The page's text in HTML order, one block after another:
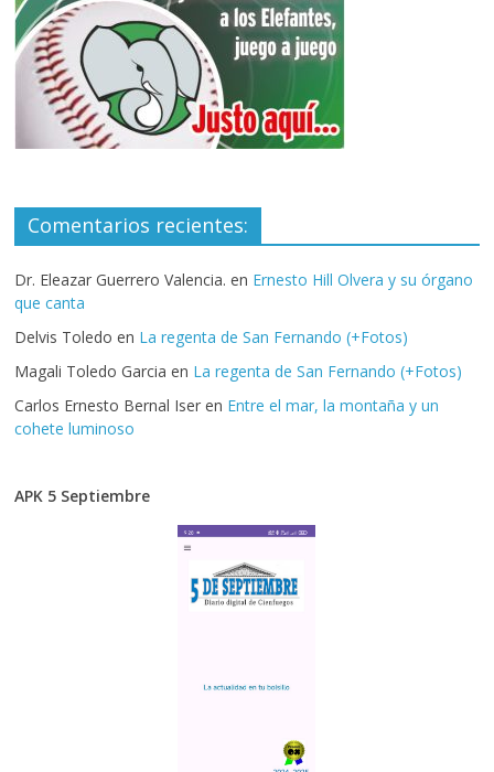
Comentarios recientes:
Dr. Eleazar Guerrero Valencia. en Ernesto Hill Olvera y su órgano
que canta
Delvis Toledo en La regenta de San Fernando (+Fotos)
Magali Toledo Garcia en La regenta de San Fernando (+Fotos)
Carlos Ernesto Bernal Iser en Entre el mar, la montaña y un
cohete luminoso
APK 5 Septiembre